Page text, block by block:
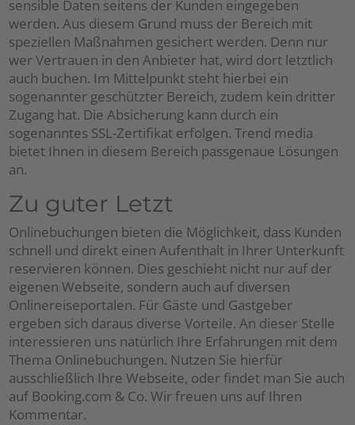
sensible Daten seitens der Kunden eingegeben
werden. Aus diesem Grund muss der Bereich mit
speziellen Maßnahmen gesichert werden. Denn nur
wer Vertrauen in den Anbieter hat, wird dort letztlich
auch buchen. Im Mittelpunkt steht hierbei ein
sogenannter geschützter Bereich, zudem kein dritter
Zugang hat. Die Absicherung kann durch ein
sogenanntes SSL-Zertifikat erfolgen. Trend media
bietet Ihnen in diesem Bereich passgenaue Lösungen
an.
Zu guter Letzt
Onlinebuchungen bieten die Möglichkeit, dass Kunden
schnell und direkt einen Aufenthalt in Ihrer Unterkunft
reservieren können. Dies geschieht nicht nur auf der
eigenen Webseite, sondern auch auf diversen
Onlinereiseportalen. Für Gäste und Gastgeber
ergeben sich daraus diverse Vorteile. An dieser Stelle
interessieren uns natürlich Ihre Erfahrungen mit dem
Thema Onlinebuchungen. Nutzen Sie hierfür
ausschließlich Ihre Webseite, oder findet man Sie auch
auf Booking.com & Co. Wir freuen uns auf Ihren
Kommentar.